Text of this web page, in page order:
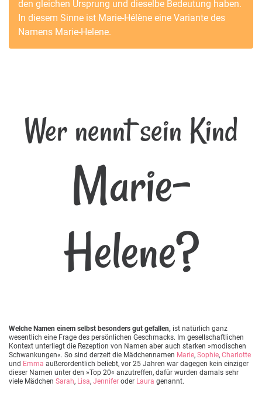
den gleichen Ursprung und dieselbe Bedeutung haben.
In diesem Sinne ist Marie-Hélène eine Variante des
Namens Marie-Helene.
Wer nennt sein Kind
Marie-
Helene?
Welche Namen einem selbst besonders gut gefallen, ist natürlich ganz
wesentlich eine Frage des persönlichen Geschmacks. Im gesellschaftlichen
Kontext unterliegt die Rezeption von Namen aber auch starken »modischen
Schwankungen«. So sind derzeit die Mädchennamen Marie, Sophie, Charlotte
und Emma außerordentlich beliebt, vor 25 Jahren war dagegen kein einziger
dieser Namen unter den »Top 20« anzutreffen, dafür wurden damals sehr
viele Mädchen Sarah, Lisa, Jennifer oder Laura genannt.